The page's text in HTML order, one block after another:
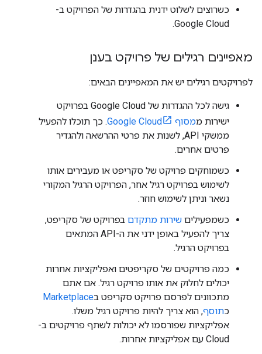
כשרוצים לשלוט ידנית בהגדרות של הפרויקט ב-
Google Cloud.
מאפיינים רגילים של פרויקט בענן
לפרויקטים רגילים יש את המאפיינים הבאים:
גישה לכל ההגדרות של Google Cloud בפרויקט
ישירות ממסוף Google Cloud
. כך תוכלו להפעיל
ממשקי API, לשנות את פרטי ההרשאה ולהגדיר
פרטים אחרים.
כשמוחקים פרויקט של סקריפט או מעבירים אותו
לשימוש בפרויקט רגיל אחר, הפרויקט הרגיל המקורי
נשאר וניתן לשימוש חוזר.
כשמפעילים שירות מתקדם בפרויקט של סקריפט,
צריך להפעיל באופן ידני את ה-API המתאים
בפרויקט הרגיל.
כמה פרויקטים של סקריפטים ואפליקציות אחרות
יכולים לחלוק את אותו פרויקט רגיל. אם אתם
מתכוונים לפרסם פרויקט סקריפט בMarketplace
כתוסף, הוא צריך להיות פרויקט רגיל משלו.
אפליקציות שפורסמו לא יכולות לשתף פרויקטים ב-
Cloud עם אפליקציות אחרות.